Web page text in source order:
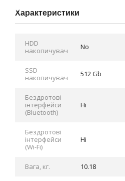
Характеристики
HDD
накопичувач
No
SSD
накопичувач
512 Gb
Бездротові
інтерфейси
(Bluetooth)
Ні
Бездротові
інтерфейси
(Wi-Fi)
Ні
Вага, кг. 10.18